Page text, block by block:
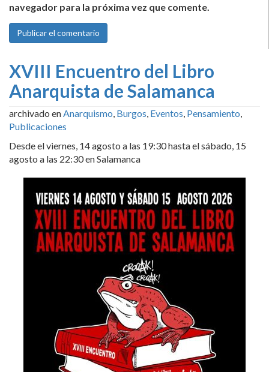
navegador para la próxima vez que comente.
XVIII Encuentro del Libro
Anarquista de Salamanca
archivado enAnarquismo, Burgos, Eventos, Pensamiento,
Publicaciones
Desde el viernes, 14 agosto a las 19:30 hasta el sábado, 15
agosto a las 22:30 en Salamanca